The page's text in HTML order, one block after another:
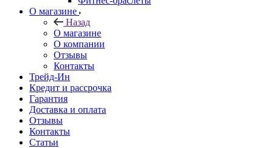
О магазине
Назад
О магазине
О компании
Отзывы
Контакты
Трейд-Ин
Кредит и рассрочка
Гарантия
Доставка и оплата
Отзывы
Контакты
Статьи